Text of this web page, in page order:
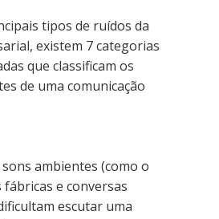
tipos de ruídos da
existem 7 categorias
que classificam os
de uma comunicação
sons ambientes (como o
e conversas
escutar uma